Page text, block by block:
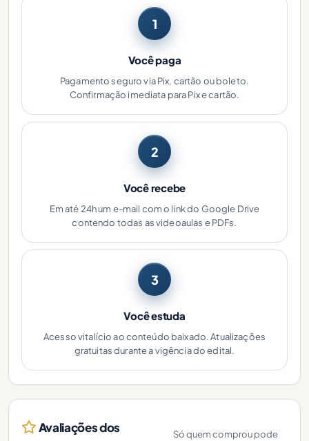
1
Você paga
Pagamento seguro via Pix, cartão ou boleto.
Confirmação imediata para Pix e cartão.
2
Você recebe
Em até 24h um e-mail com o link do Google Drive
contendo todas as videoaulas e PDFs.
3
Você estuda
Acesso vitalício ao conteúdo baixado. Atualizações
gratuitas durante a vigência do edital.
Avaliações dos
Só quem comprou pode